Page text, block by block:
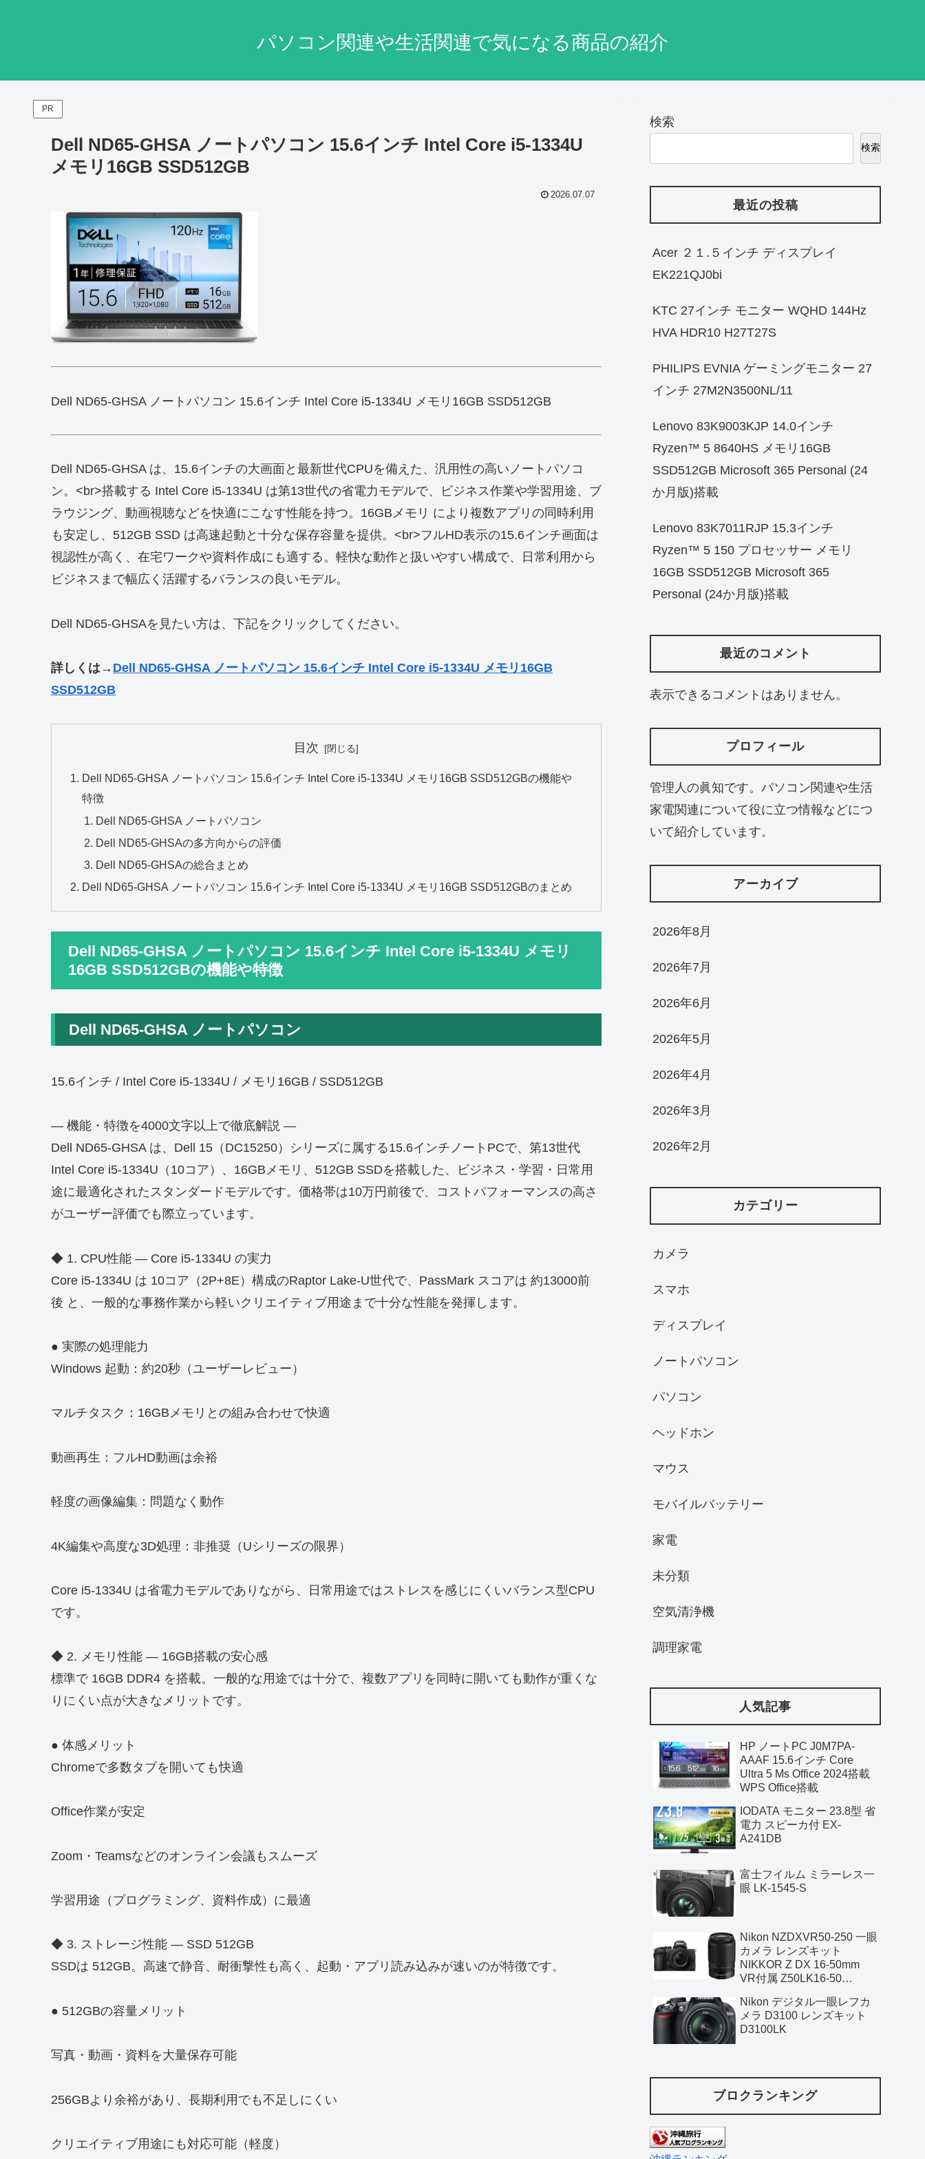
パソコン関連や生活関連で気になる商品の紹介
PR
Dell ND65-GHSA ノートパソコン 15.6インチ Intel Core i5-1334U
メモリ16GB SSD512GB
2026.07.07
Dell ND65-GHSA ノートパソコン 15.6インチ Intel Core i5-1334U メモリ16GB SSD512GB
Dell ND65‑GHSA は、15.6インチの大画面と最新世代CPUを備えた、汎用性の高いノートパソコ
ン。<br>搭載する Intel Core i5‑1334U は第13世代の省電力モデルで、ビジネス作業や学習用途、ブ
ラウジング、動画視聴などを快適にこなす性能を持つ。16GBメモリ により複数アプリの同時利用
も安定し、512GB SSD は高速起動と十分な保存容量を提供。<br>フルHD表示の15.6インチ画面は
視認性が高く、在宅ワークや資料作成にも適する。軽快な動作と扱いやすい構成で、日常利用から
ビジネスまで幅広く活躍するバランスの良いモデル。
Dell ND65-GHSAを見たい方は、下記をクリックしてください。
詳しくは→ Dell ND65-GHSA ノートパソコン 15.6インチ Intel Core i5-1334U メモリ16GB
SSD512GB
目次
Dell ND65-GHSA ノートパソコン 15.6インチ Intel Core i5-1334U メモリ16GB SSD512GBの機能や
特徴
Dell ND65-GHSA ノートパソコン
Dell ND65-GHSAの多方向からの評価
Dell ND65-GHSAの総合まとめ
Dell ND65-GHSA ノートパソコン 15.6インチ Intel Core i5-1334U メモリ16GB SSD512GBのまとめ
Dell ND65-GHSA ノートパソコン 15.6インチ Intel Core i5-1334U メモリ
16GB SSD512GBの機能や特徴
Dell ND65-GHSA ノートパソコン
15.6インチ / Intel Core i5-1334U / メモリ16GB / SSD512GB
― 機能・特徴を4000文字以上で徹底解説 ―
Dell ND65-GHSA は、Dell 15（DC15250）シリーズに属する15.6インチノートPCで、第13世代
Intel Core i5-1334U（10コア）、16GBメモリ、512GB SSDを搭載した、ビジネス・学習・日常用
途に最適化されたスタンダードモデルです。価格帯は10万円前後で、コストパフォーマンスの高さ
がユーザー評価でも際立っています。
◆ 1. CPU性能 ― Core i5-1334U の実力
Core i5-1334U は 10コア（2P+8E）構成のRaptor Lake-U世代で、PassMark スコアは 約13000前
後 と、一般的な事務作業から軽いクリエイティブ用途まで十分な性能を発揮します。
● 実際の処理能力
Windows 起動：約20秒（ユーザーレビュー）
マルチタスク：16GBメモリとの組み合わせで快適
動画再生：フルHD動画は余裕
軽度の画像編集：問題なく動作
4K編集や高度な3D処理：非推奨（Uシリーズの限界）
Core i5-1334U は省電力モデルでありながら、日常用途ではストレスを感じにくいバランス型CPU
です。
◆ 2. メモリ性能 ― 16GB搭載の安心感
標準で 16GB DDR4 を搭載。一般的な用途では十分で、複数アプリを同時に開いても動作が重くな
りにくい点が大きなメリットです。
● 体感メリット
Chromeで多数タブを開いても快適
Office作業が安定
Zoom・Teamsなどのオンライン会議もスムーズ
学習用途（プログラミング、資料作成）に最適
◆ 3. ストレージ性能 ― SSD 512GB
SSDは 512GB。高速で静音、耐衝撃性も高く、起動・アプリ読み込みが速いのが特徴です。
● 512GBの容量メリット
写真・動画・資料を大量保存可能
256GBより余裕があり、長期利用でも不足しにくい
クリエイティブ用途にも対応可能（軽度）
検索
検索
最近の投稿
Acer ２１.５インチ ディスプレイ
EK221QJ0bi
KTC 27インチ モニター WQHD 144Hz
HVA HDR10 H27T27S
PHILIPS EVNIA ゲーミングモニター 27
インチ 27M2N3500NL/11
Lenovo 83K9003KJP 14.0インチ
Ryzen™ 5 8640HS メモリ16GB
SSD512GB Microsoft 365 Personal (24
か月版)搭載
Lenovo 83K7011RJP 15.3インチ
Ryzen™ 5 150 プロセッサー メモリ
16GB SSD512GB Microsoft 365
Personal (24か月版)搭載
最近のコメント
表示できるコメントはありません。
プロフィール
管理人の眞知です。パソコン関連や生活
家電関連について役に立つ情報などにつ
いて紹介しています。
アーカイブ
2026年8月
2026年7月
2026年6月
2026年5月
2026年4月
2026年3月
2026年2月
カテゴリー
カメラ
スマホ
ディスプレイ
ノートパソコン
パソコン
ヘッドホン
マウス
モバイルバッテリー
家電
未分類
空気清浄機
調理家電
人気記事
HP ノートPC J0M7PA-
AAAF 15.6インチ Core
Ultra 5 Ms Office 2024搭載
WPS Office搭載
IODATA モニター 23.8型 省
電力 スピーカ付 EX-
A241DB
富士フイルム ミラーレス一
眼 LK-1545-S
Nikon NZDXVR50-250 一眼
カメラ レンズキット
NIKKOR Z DX 16-50mm
VR付属 Z50LK16-50
Nikon デジタル一眼レフカ
メラ D3100 レンズキット
D3100LK
ブロクランキング